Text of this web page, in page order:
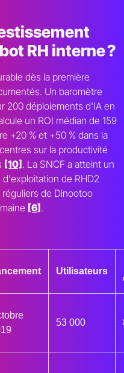
RH interne ?
dès la première
Un baromètre
200 déploiements d'IA en
un ROI médian de 159
+20 % et +50 % dans la
sur la productivité
[10] . La SNCF a atteint un
de RHD2
de Dinootoo
[6] .
Utilisateurs
53 000